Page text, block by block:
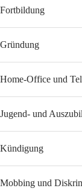
Fortbildung
Gründung
Home-Office und
Jugend- und
Kündigung
Mobbing und